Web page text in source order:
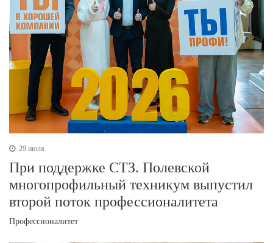
29 июля
При поддержке СТЗ. Полевской
многопрофильный техникум выпустил
второй поток профессионалитета
Профессионалитет